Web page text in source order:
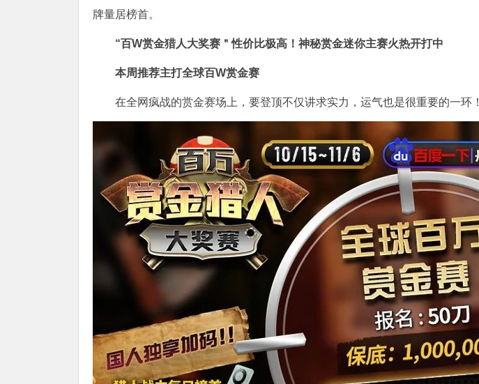
牌量居榜首。
“百W赏金猎人大奖赛＂性价比极高！ 神秘赏金迷你主赛火热开打中
本周推荐主打全球百W赏金赛
在全网疯战的赏金赛场上，要登顶不仅讲求实力，运气也是很重要的一环！